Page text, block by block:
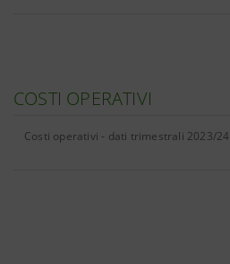
COSTI OPERATIVI
Costi operativi - dati trimestrali 2023/24